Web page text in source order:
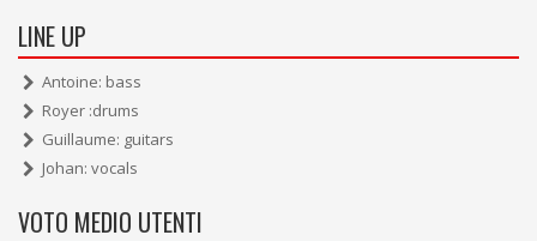
LINE UP
Antoine: bass
Royer :drums
Guillaume: guitars
Johan: vocals
VOTO MEDIO UTENTI